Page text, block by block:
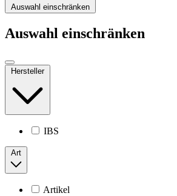
Auswahl einschränken
Auswahl einschränken
Hersteller
IBS
Art
Artikel